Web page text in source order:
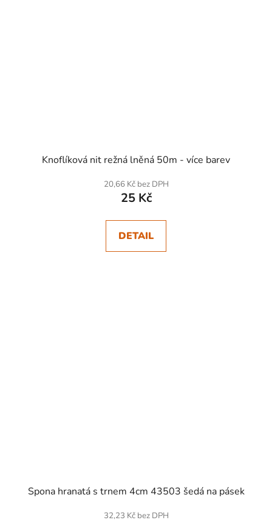
Knoflíková nit režná lněná 50m - více barev
20,66 Kč bez DPH
25 Kč
DETAIL
Spona hranatá s trnem 4cm 43503 šedá na pásek
32,23 Kč bez DPH